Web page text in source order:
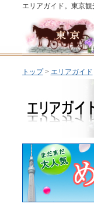
エリアガイド。東京
トップ> エリアガイド